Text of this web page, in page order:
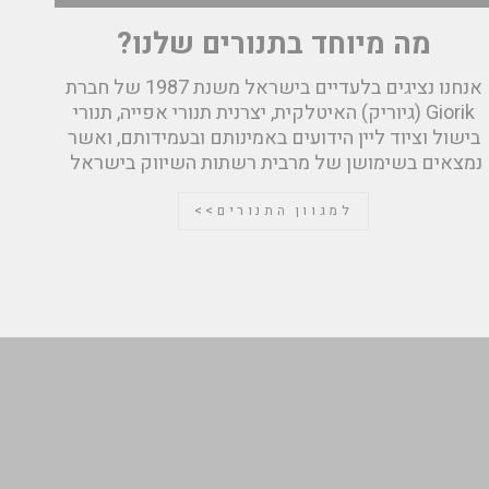
מה מיוחד בתנורים שלנו?
אנחנו נציגים בלעדיים בישראל משנת 1987 של חברת
Giorik (גיוריק) האיטלקית, יצרנית תנורי אפייה, תנורי
בישול וציוד ליין הידועים באמינותם ובעמידותם, ואשר
נמצאים בשימושן של מרבית רשתות השיווק בישראל
למגוון התנורים>>